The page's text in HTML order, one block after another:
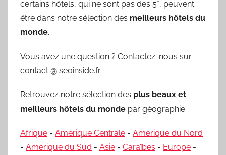
certains hôtels, qui ne sont pas des 5*, peuvent
être dans notre sélection des meilleurs hôtels du
monde.
Vous avez une question ? Contactez-nous sur
contact @ seoinside.fr
Retrouvez notre sélection des plus beaux et
meilleurs hôtels du monde par géographie :
Afrique - Amerique Centrale - Amerique du Nord
- Amerique du Sud - Asie - Caraïbes - Europe -